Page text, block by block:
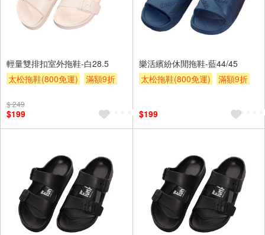
輕量雙排扣室外拖鞋-白28.5
太松拖鞋(800免運)
滿額9折
$ 249
$199
樂活繽紛休閒拖鞋-藍44/45
太松拖鞋(800免運)
滿額9折
$199